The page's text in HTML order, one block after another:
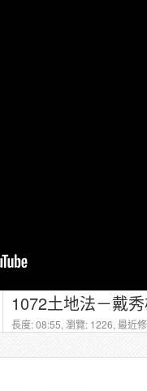
1072土地法－戴
長度: 08:55, 瀏覽: 1226, 最近